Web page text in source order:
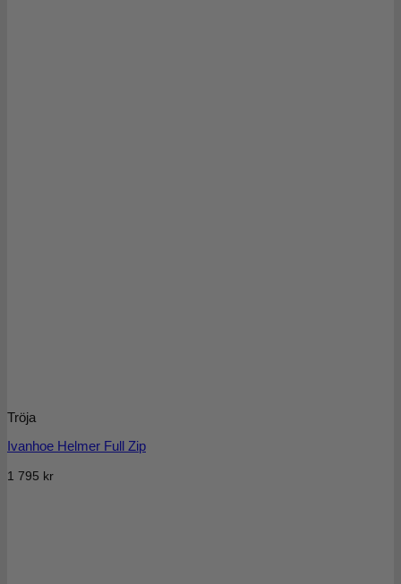
Tröja
Ivanhoe Helmer Full Zip
1 795 kr